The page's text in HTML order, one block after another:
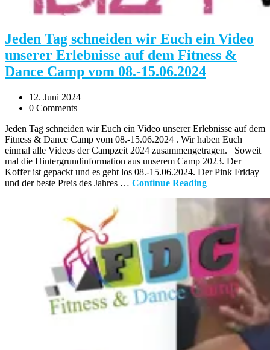
Jeden Tag schneiden wir Euch ein Video
unserer Erlebnisse auf dem Fitness &
Dance Camp vom 08.-15.06.2024
12. Juni 2024
0 Comments
Jeden Tag schneiden wir Euch ein Video unserer Erlebnisse auf dem
Fitness & Dance Camp vom 08.-15.06.2024 . Wir haben Euch
einmal alle Videos der Campzeit 2024 zusammengetragen. Soweit
mal die Hintergrundinformation aus unserem Camp 2023. Der
Koffer ist gepackt und es geht los 08.-15.06.2024. Der Pink Friday
und der beste Preis des Jahres … Continue Reading